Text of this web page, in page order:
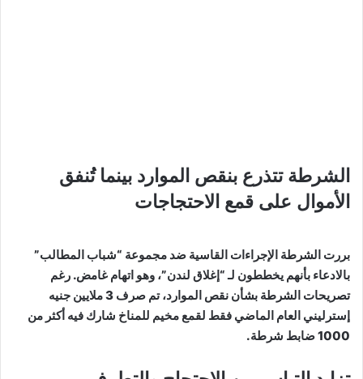
الشرطة تتذرع بنقص الموارد بينما تُنفق
الأموال على قمع الاحتجاجات
بررت الشرطة الإجراءات القاسية ضد مجموعة “شباب المطالب”
بالادعاء بأنهم يخططون لـ “إغلاق لندن”، وهو اتهام غامض. رغم
تصريحات الشرطة بشأن نقص الموارد، تم صرف 3 ملايين جنيه
إسترليني العام الماضي فقط لقمع مخيم للمناخ شارك فيه أكثر من
1000 ضابط شرطة.